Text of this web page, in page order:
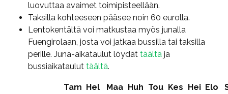
luovuttaa avaimet toimipisteellään.
Taksilla kohteeseen pääsee noin 60 eurolla.
Lentokentältä voi matkustaa myös junalla
Fuengirolaan, josta voi jatkaa bussilla tai taksilla
perille. Juna-aikataulut löydät täältä ja
bussiaikataulut täältä.
Tam Hel Maa Huh Tou Kes Hei Elo